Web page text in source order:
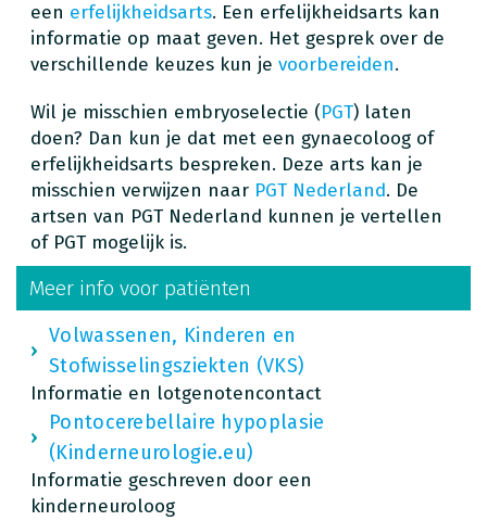
een erfelijkheidsarts. Een erfelijkheidsarts kan
informatie op maat geven. Het gesprek over de
verschillende keuzes kun je voorbereiden.
Wil je misschien embryoselectie (PGT) laten
doen? Dan kun je dat met een gynaecoloog of
erfelijkheidsarts bespreken. Deze arts kan je
misschien verwijzen naar PGT Nederland. De
artsen van PGT Nederland kunnen je vertellen
of PGT mogelijk is.
Meer info voor patiënten
Volwassenen, Kinderen en
Stofwisselingsziekten (VKS)
Informatie en lotgenotencontact
Pontocerebellaire hypoplasie
(Kinderneurologie.eu)
Informatie geschreven door een
kinderneuroloog